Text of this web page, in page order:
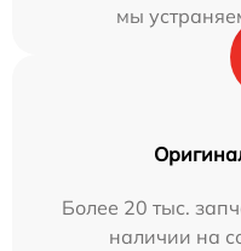
мы
Более 20 тыс.
наличии на